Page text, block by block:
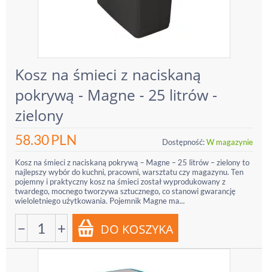
Kosz na śmieci z naciskaną
pokrywą - Magne - 25 litrów -
zielony
58.30PLN Dostępność:W magazynie
Kosz na śmieci z naciskaną pokrywą – Magne – 25 litrów – zielony to
najlepszy wybór do kuchni, pracowni, warsztatu czy magazynu. Ten
pojemny i praktyczny kosz na śmieci został wyprodukowany z
twardego, mocnego tworzywa sztucznego, co stanowi gwarancję
wieloletniego użytkowania. Pojemnik Magne ma...
− +